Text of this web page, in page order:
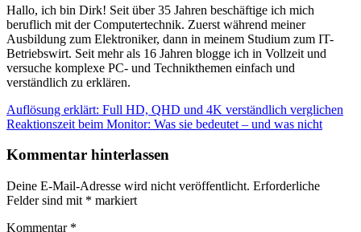
Hallo, ich bin Dirk! Seit über 35 Jahren beschäftige ich mich
beruflich mit der Computertechnik. Zuerst während meiner
Ausbildung zum Elektroniker, dann in meinem Studium zum IT-
Betriebswirt. Seit mehr als 16 Jahren blogge ich in Vollzeit und
versuche komplexe PC- und Technikthemen einfach und
verständlich zu erklären.
Beitragsnavigation
Vorheriger
Beitrag:
Auflösung erklärt: Full HD, QHD und 4K verständlich verglichen
Nächster
Reaktionszeit beim Monitor: Was sie bedeutet – und was nicht
Kommentar hinterlassen
Deine E-Mail-Adresse wird nicht veröffentlicht. Erforderliche
Felder sind mit * markiert
Kommentar *